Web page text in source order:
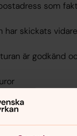
som
har skickats
är godkänd
Referensen
annars övriga